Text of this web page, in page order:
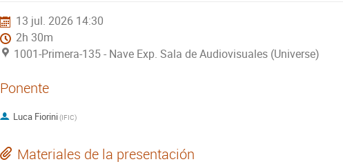
13 jul. 2026 14:30
2h 30m
1001-Primera-135 - Nave Exp. Sala de Audiovisuales (Universe)
Ponente
Luca Fiorini(IFIC)
Materiales de la presentación